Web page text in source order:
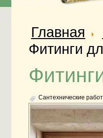
Главная
Фитинги
Сантехнические